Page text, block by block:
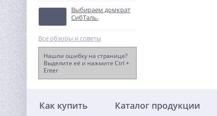
Затирочная машина TOR
S-60 (Honda)
Выбираем домкрат
СибТаль.
Все обзоры и советы
Нашли ошибку на странице?
Выделите её и нажмите Ctrl +
Enter
Как купить Каталог продукции